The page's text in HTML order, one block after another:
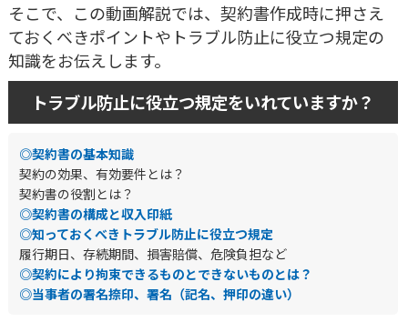
トラブル防止に役立つ規定をいれていますか？
そこで、この動画解説では、契約書作成時に押さえ
ておくべきポイントやトラブル防止に役立つ規定の
知識をお伝えします。
◎契約書の基本知識
契約の効果、有効要件とは？
契約書の役割とは？
◎契約書の構成と収入印紙
◎知っておくべきトラブル防止に役立つ規定
履行期日、存続期間、損害賠償、危険負担など
◎契約により拘束できるものとできないものとは？
◎当事者の署名捺印、署名（記名、押印の違い）